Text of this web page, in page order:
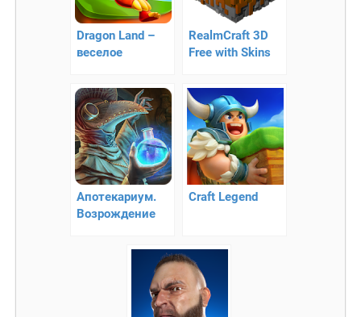
Dragon Land –
веселое
приключение в
стране драконов
RealmCraft 3D
Free with Skins
Minecraft —
кубический мир
Апотекариум.
Возрождение
Craft Legend